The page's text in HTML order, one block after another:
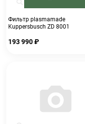
Фильтр plasmamade
Kuppersbusch ZD 8001
193 990₽